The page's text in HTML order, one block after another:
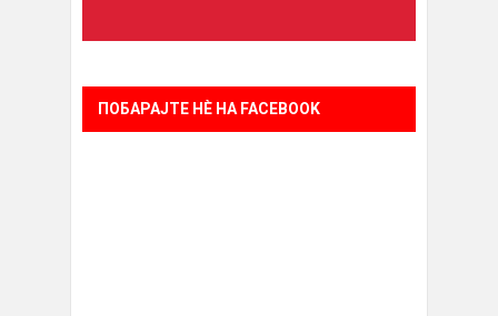
ПОБАРАЈТЕ НÈ НА FACEBOOK